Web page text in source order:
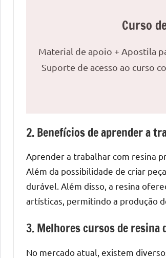
Curso
Material de apoio + Apostila
Suporte de acesso ao curso
2. Benefícios de aprender a
Aprender a trabalhar com resina
Além da possibilidade de criar
durável. Além disso, a resina
artísticas, permitindo a produção
3. Melhores cursos de resina
No mercado atual, existem